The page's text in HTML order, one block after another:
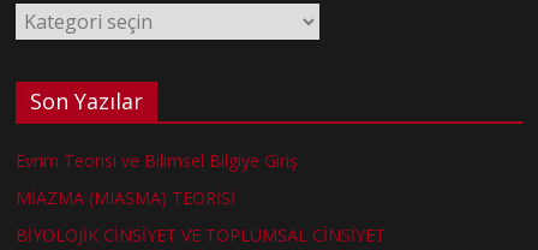
Kategoriler
Son Yazılar
Evrim Teorisi ve Bilimsel Bilgiye Giriş
MİAZMA (MIASMA) TEORİSİ
BİYOLOJİK CİNSİYET VE TOPLUMSAL CİNSİYET